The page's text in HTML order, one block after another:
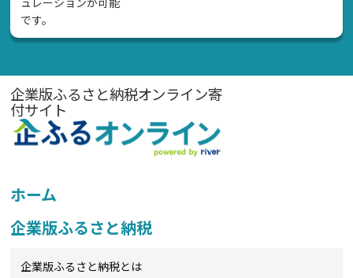
です。
企業版ふるさと納税オンライン寄
付サイト
ホーム
企業版ふるさと納税
企業版ふるさと納税とは